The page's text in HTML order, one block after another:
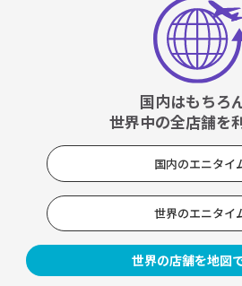
国内はもちろん
世界中の全店舗を
国内のエニタイ
世界のエニタイ
世界の店舗を地図